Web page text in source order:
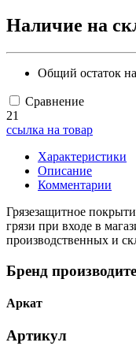
Наличие на
Общий остаток
Сравнение
21
ссылка на товар
Характеристики
Описание
Комментарии
Грязезащитное
грязи при входе в
производственных и
Бренд
Аркат
Артикул